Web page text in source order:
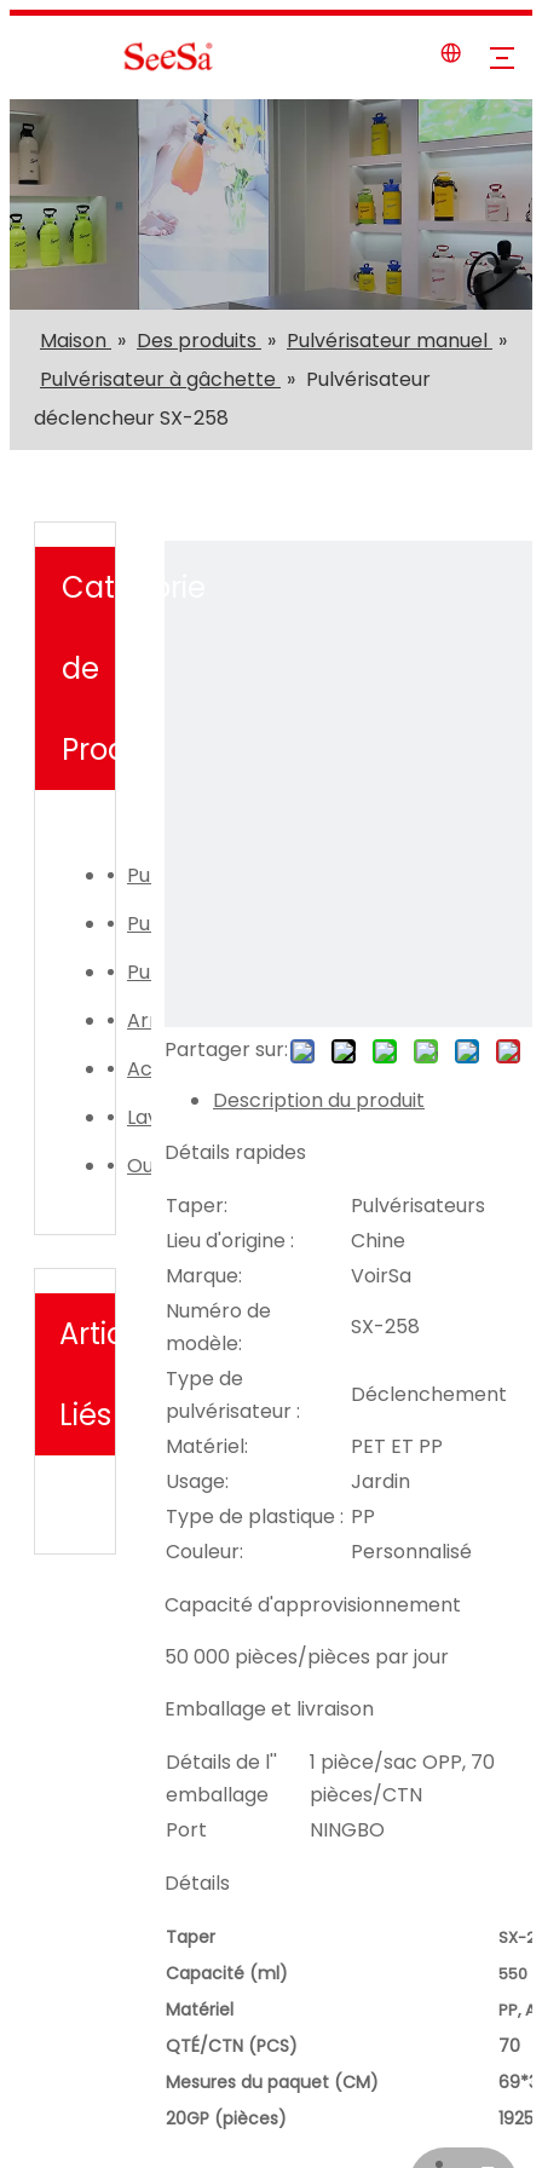
Maison » Des produits » Pulvérisateur manuel »
Pulvérisateur à gâchette » Pulvérisateur
déclencheur SX-258
Catégorie
de
Produit
Pulvérisateur électrique
Pulvérisateur manuel
Pulvérisateur électrique
Arrosoir
Accessoires de pulvérisateur
Laveuse de voiture
Outil d'irrigation de jardin
Articles
Liés
Partager sur:
Description du produit
Détails rapides
Taper:
Pulvérisateurs
Lieu d'origine :
Chine
Marque:
VoirSa
Numéro de
modèle:
SX-258
Type de
pulvérisateur :
Déclenchement
Matériel:
PET ET PP
Usage:
Jardin
Type de plastique : PP
Couleur:
Personnalisé
Capacité d'approvisionnement
50 000 pièces/pièces par jour
Emballage et livraison
Détails de l''
emballage
1 pièce/sac OPP, 70
pièces/CTN
Port
NINGBO
Détails
Taper SX-
Capacité (ml) 550
Matériel PP,
QTÉ/CTN (PCS)
70
Mesures du paquet (CM)
20GP (pièces)